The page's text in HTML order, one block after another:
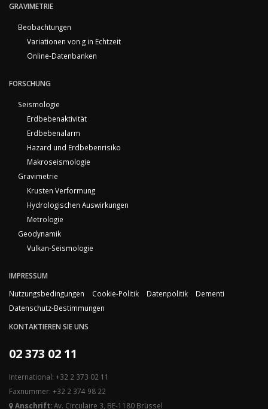
GRAVIMETRIE
Beobachtungen
Variationen von g in Echtzeit
Online-Datenbanken
FORSCHUNG
Seismologie
Erdbebenaktivität
Erdbebenalarm
Hazard und Erdbebenrisiko
Makroseismologie
Gravimetrie
Krusten Verformung
Hydrologischen Auswirkungen
Metrologie
Geodynamik
Vulkan-Seismologie
IMPRESSUM
Nutzungsbedingungen
Cookie-Politik Datenpolitik
Dementi
Datenschutz-Bestimmungen
KONTAKTIEREN SIE UNS
02 373 02 11
International: +32 2 373 02 11
Faxnummer: +32 2 374 98 22
Anschrift:Av. Circulaire 3, BE-1180 Brüssel